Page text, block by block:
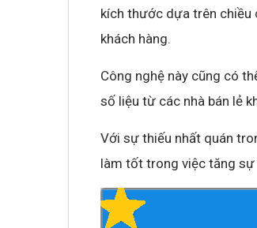
kích thước dựa trên chiều
khách hàng.
Công nghệ này cũng có
số liệu từ các nhà bán lẻ
Với sự thiếu nhất quán
làm tốt trong việc tăng